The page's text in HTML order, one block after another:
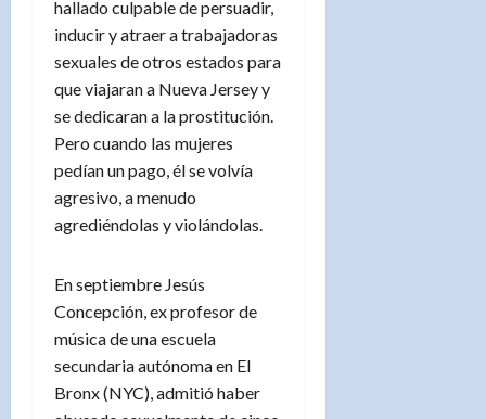
hallado culpable de persuadir,
inducir y atraer a trabajadoras
sexuales de otros estados para
que viajaran a Nueva Jersey y
se dedicaran a la prostitución.
Pero cuando las mujeres
pedían un pago, él se volvía
agresivo, a menudo
agrediéndolas y violándolas.
En septiembre Jesús
Concepción, ex profesor de
música de una escuela
secundaria autónoma en El
Bronx (NYC), admitió haber